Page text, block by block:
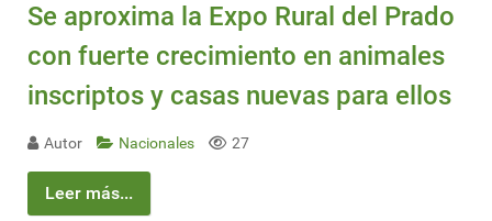
Se aproxima la Expo Rural del Prado
con fuerte crecimiento en animales
inscriptos y casas nuevas para ellos
Autor Nacionales 27
Leer más...